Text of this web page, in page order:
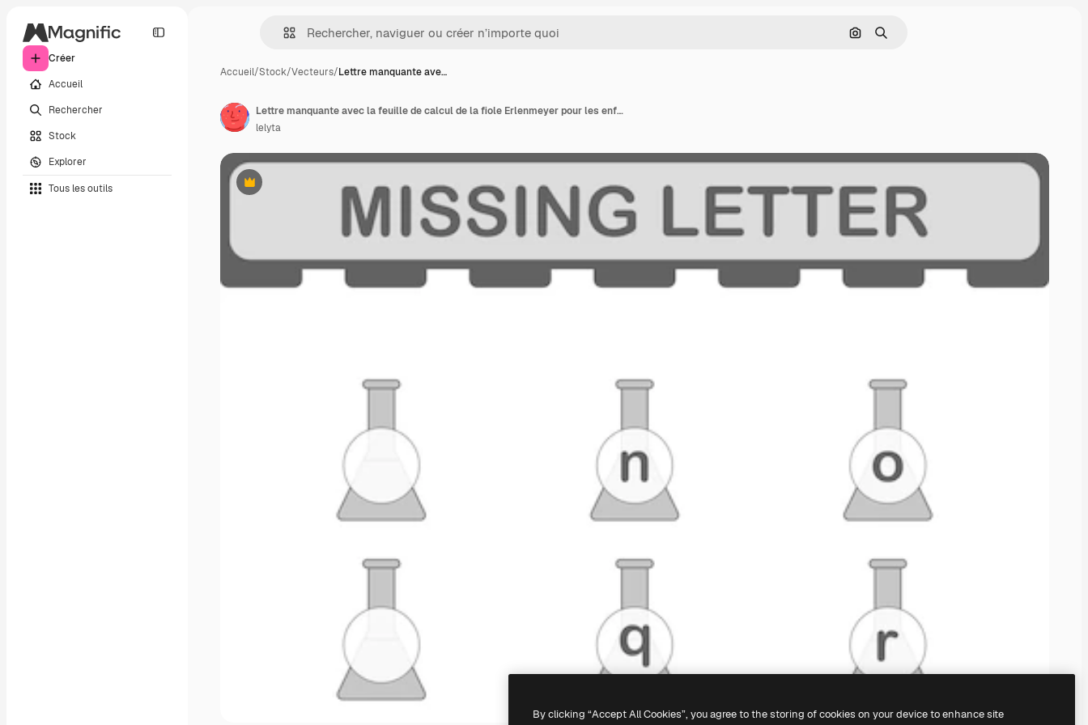
Créer
Accueil
Rechercher
Stock
Explorer
Tous les outils
Rechercher par image
Rechercher
Accueil/Stock/Vecteurs/Lettre manquante ave…
Premium
Lettre manquante avec la feuille de calcul de la fiole Erlenmeyer pour les enfants
lelyta
By clicking “Accept All Cookies”, you agree to the storing of cookies on your device to enhance site